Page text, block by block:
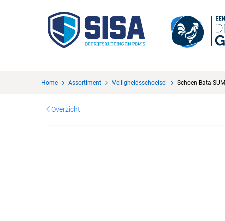
Home Assortiment Veiligheidsschoeisel Schoen Bata
Overzicht